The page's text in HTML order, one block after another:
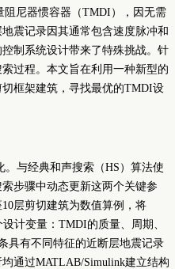
尼器惯容器（TMDI），因无需
震记录因其通常包含速度脉冲和
制系统设计带来了特殊挑战。针
过程。本文旨在利用一种新型的
框架建筑，寻找最优的TMDI设
与经典和声搜索（HS）算法使
步骤中动态更新这两个关键参
层剪切建筑为数值算例，将
计变量：TMDI的质量、周期、
具有不同特征的近断层地震记录
通过MATLAB/Simulink建立结构